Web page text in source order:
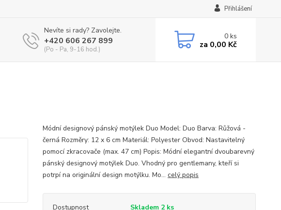
Přihlášení
Nevíte si rady? Zavolejte.
+420 606 267 899
(Po - Pa, 9-16 hod.)
0ks
za 0,00 Kč
Módní designový pánský motýlek Duo Model: Duo Barva: Růžová -
černá Rozměry: 12 x 6 cm Materiál: Polyester Obvod: Nastavitelný
pomocí zkracovače (max. 47 cm) Popis: Módní elegantní dvoubarevný
pánský designový motýlek Duo. Vhodný pro gentlemany, kteří si
potrpí na originální design motýlku. Mo... celý popis
Dostupnost Skladem 2 ks